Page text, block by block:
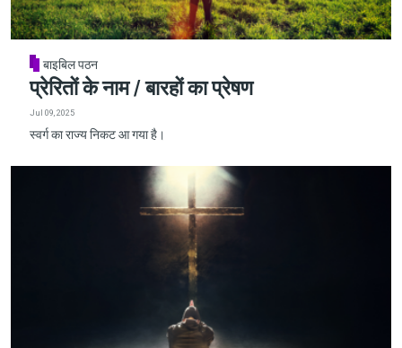
बाइबिल पठन
प्रेरितों के नाम / बारहों का प्रेषण
Jul 09, 2025
स्वर्ग का राज्य निकट आ गया है।